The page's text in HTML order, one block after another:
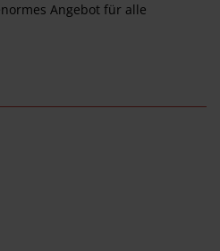
Angebot für alle